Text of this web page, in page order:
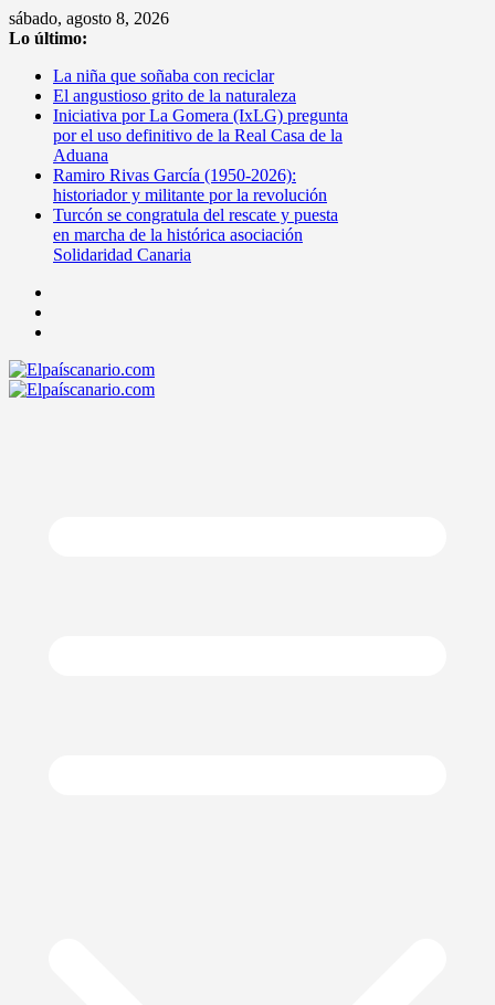
Saltar
al
sábado, agosto 8, 2026
Lo último:
La niña que soñaba con reciclar
El angustioso grito de la naturaleza
Iniciativa por La Gomera (IxLG) pregunta
por el uso definitivo de la Real Casa de la
Aduana
Ramiro Rivas García (1950-2026):
historiador y militante por la revolución
Turcón se congratula del rescate y puesta
en marcha de la histórica asociación
Solidaridad Canaria